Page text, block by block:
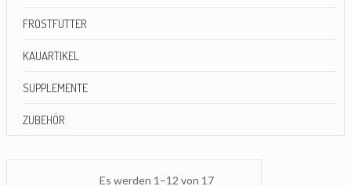
FROSTFUTTER
KAUARTIKEL
SUPPLEMENTE
ZUBEHÖR
Es werden 1–12 von 17